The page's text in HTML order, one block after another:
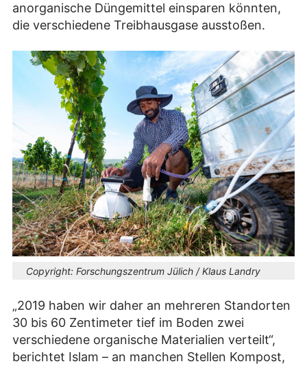
anorganische Düngemittel einsparen könnten,
die verschiedene Treibhausgase ausstoßen.
Copyright: Forschungszentrum Jülich / Klaus Landry
„2019 haben wir daher an mehreren Standorten
30 bis 60 Zentimeter tief im Boden zwei
verschiedene organische Materialien verteilt“,
berichtet Islam – an manchen Stellen Kompost,